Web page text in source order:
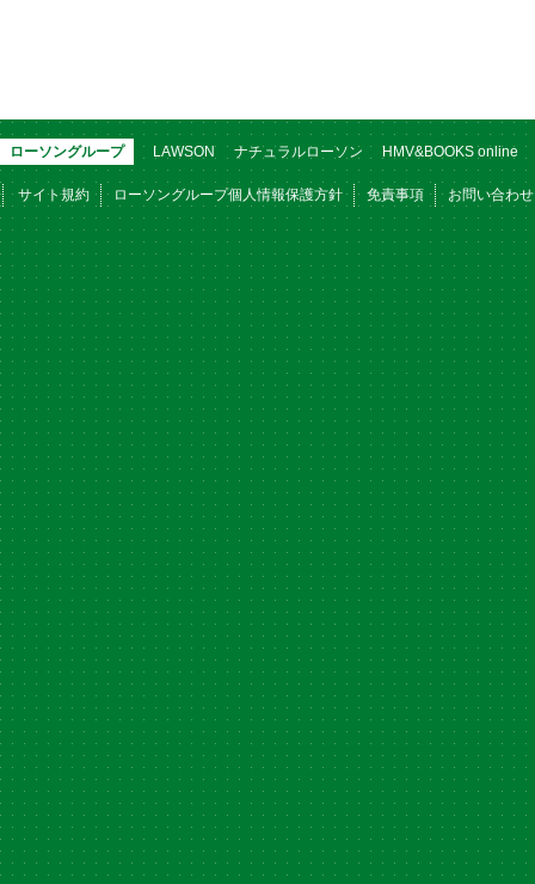
ローソングループ LAWSON ナチュラルローソン HMV&BOOKS online
サイト規約 ローソングループ個人情報保護方針 免責事項 お問い合わせ